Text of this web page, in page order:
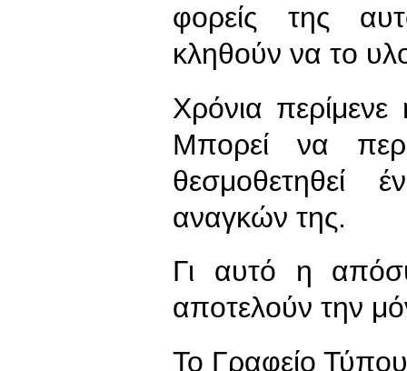
φορείς της
κληθούν να το
Χρόνια
Μπορεί να
θεσμοθετηθεί
αναγκών της.
Γι αυτό η
αποτελούν την
To Γραφείο Τύπου